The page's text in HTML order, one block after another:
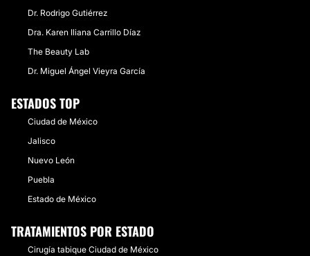
Dr. Rodrigo Gutiérrez
Dra. Karen Iliana Carrillo Díaz
The Beauty Lab
Dr. Miguel Ángel Vieyra García
ESTADOS TOP
Ciudad de México
Jalisco
Nuevo León
Puebla
Estado de México
TRATAMIENTOS POR ESTADO
Cirugía tabique Ciudad de México